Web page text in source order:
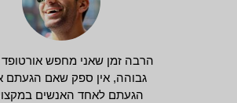
הרבה זמן שאני מחפש
גבוהה, אין ספק שאם הגעתם
הגעתם לאחד האנשים